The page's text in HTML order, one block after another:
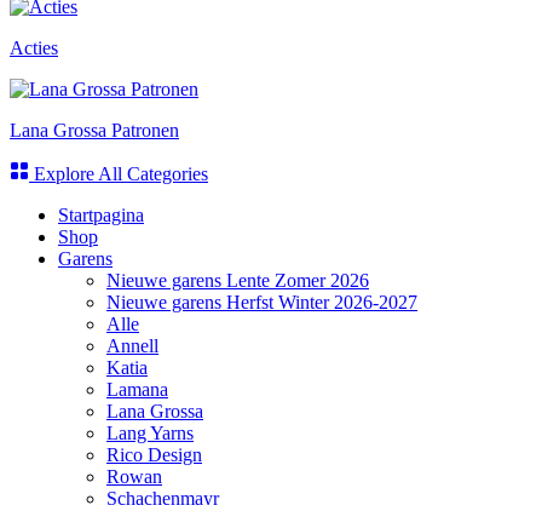
Acties
Lana Grossa Patronen
Explore All Categories
Startpagina
Shop
Garens
Nieuwe garens Lente Zomer 2026
Nieuwe garens Herfst Winter 2026-2027
Alle
Annell
Katia
Lamana
Lana Grossa
Lang Yarns
Rico Design
Rowan
Schachenmayr